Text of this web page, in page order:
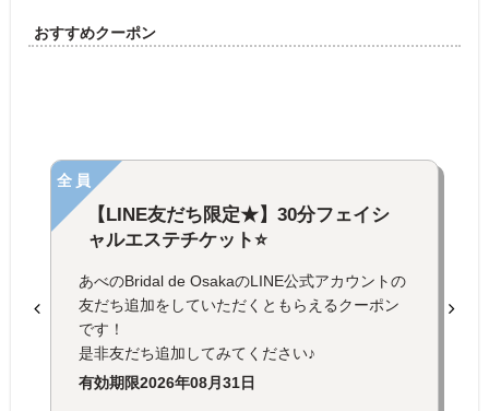
おすすめクーポン
全員
【LINE友だち限定★】30分フェイシ
ャルエステチケット⭐
あべのBridal de OsakaのLINE公式アカウントの
友だち追加をしていただくともらえるクーポン
です！
是非友だち追加してみてください♪
有効期限2026年08月31日